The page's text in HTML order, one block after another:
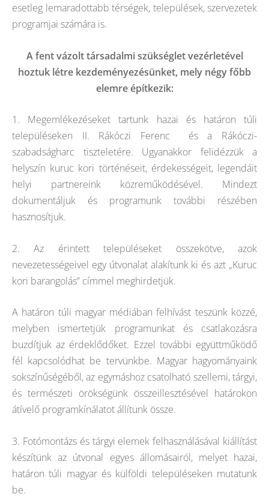
esetleg lemaradottabb térségek, települések, szervezetek
programjai számára is.
A fent vázolt társadalmi szükséglet vezérletével
hoztuk létre kezdeményezésünket, mely négy főbb
elemre építkezik:
1. Megemlékezéseket tartunk hazai és határon túli
településeken II. Rákóczi Ferenc és a Rákóczi-
szabadságharc tiszteletére. Ugyanakkor felidézzük a
helyszín kuruc kori történéseit, érdekességeit, legendáit
helyi partnereink közreműködésével. Mindezt
dokumentáljuk és programunk további részében
hasznosítjuk.
2. Az érintett településeket összekötve, azok
nevezetességeivel egy útvonalat alakítunk ki és azt „Kuruc
kori barangolás” címmel meghirdetjük.
A határon túli magyar médiában felhívást teszünk közzé,
melyben ismertetjük programunkat és csatlakozásra
buzdítjuk az érdeklődőket. Ezzel további együttműködő
fél kapcsolódhat be tervünkbe. Magyar hagyományaink
sokszínűségéből, az egymáshoz csatolható szellemi, tárgyi,
és természeti örökségünk összeillesztésével határokon
átívelő programkínálatot állítunk össze.
3. Fotómontázs és tárgyi elemek felhasználásával kiállítást
készítünk az útvonal egyes állomásairól, melyet hazai,
határon túli magyar és külföldi településeken mutatunk
be.